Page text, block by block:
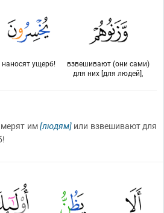
взвешивают (они сами)
для них [для людей],
наносят ущерб!
мерят им[людям] или взвешивают для